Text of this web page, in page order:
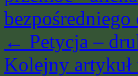
bezpośredniego
← Petycja –
Kolejny